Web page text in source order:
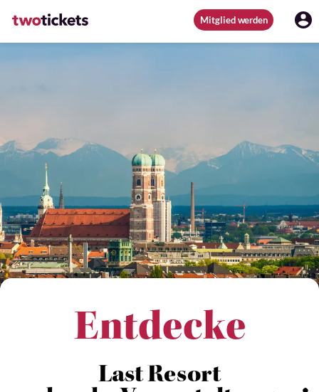
Mitglied werden
Entdecke
Last Resort